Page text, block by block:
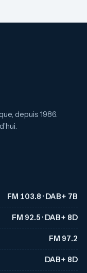
depuis 1986.
FM 103.8 · DAB+ 7B
FM 92.5 · DAB+ 8D
FM 97.2
DAB+ 8D